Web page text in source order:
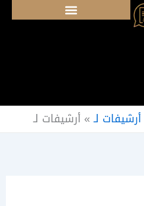
أرشيفات لـ» أرشيفات لـ